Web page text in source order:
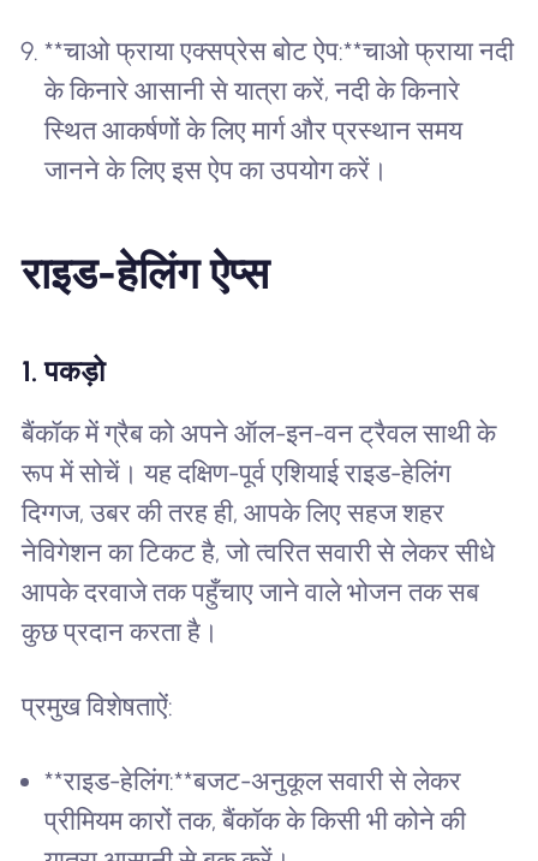
**चाओ फ्राया एक्सप्रेस बोट ऐप:**चाओ फ्राया नदी
के किनारे आसानी से यात्रा करें, नदी के किनारे
स्थित आकर्षणों के लिए मार्ग और प्रस्थान समय
जानने के लिए इस ऐप का उपयोग करें।
राइड-हेलिंग ऐप्स
1. पकड़ो
बैंकॉक में ग्रैब को अपने ऑल-इन-वन ट्रैवल साथी के
रूप में सोचें। यह दक्षिण-पूर्व एशियाई राइड-हेलिंग
दिग्गज, उबर की तरह ही, आपके लिए सहज शहर
नेविगेशन का टिकट है, जो त्वरित सवारी से लेकर सीधे
आपके दरवाजे तक पहुँचाए जाने वाले भोजन तक सब
कुछ प्रदान करता है।
प्रमुख विशेषताऐं:
**राइड-हेलिंग:**बजट-अनुकूल सवारी से लेकर
प्रीमियम कारों तक, बैंकॉक के किसी भी कोने की